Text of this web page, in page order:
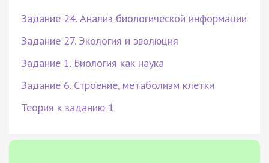
Задание 24. Анализ биологической информации
Задание 27. Экология и эволюция
Задание 1. Биология как наука
Задание 6. Строение, метаболизм клетки
Теория к заданию 1